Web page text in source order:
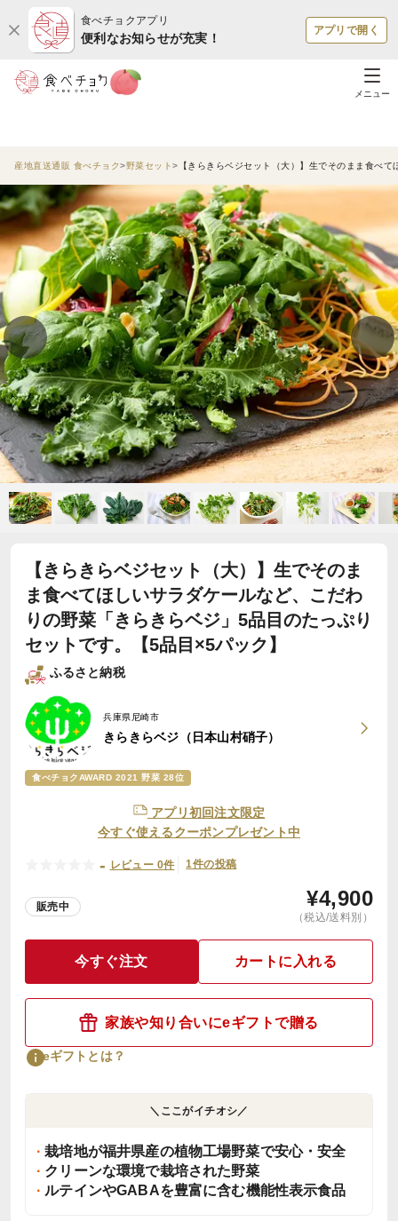
食べチョクアプリ
便利なお知らせが充実！
アプリで開く
メニュー
産地直送通販 食べチョク 野菜セット 【きらきらベジセット（大）】生でそのまま食べ
【きらきらベジセット（大）】生でそのま
ま食べてほしいサラダケールなど、こだわ
りの野菜「きらきらベジ」5品目のたっぷり
セットです。【5品目×5パック】
ふるさと納税
兵庫県尼崎市
きらきらベジ（日本山村硝子）
食べチョクAWARD 2021 野菜 28位
アプリ初回注文限定
今すぐ使えるクーポンプレゼント中
- レビュー 0件 1件の投稿
販売中 ¥4,900
（税込/送料別）
今すぐ注文 カートに入れる
家族や知り合いにeギフトで贈る
eギフトとは？
＼ここがイチオシ／
栽培地が福井県産の植物工場野菜で安心・安全
クリーンな環境で栽培された野菜
ルテインやGABAを豊富に含む機能性表示食品